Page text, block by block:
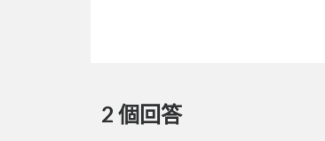
2 個回答